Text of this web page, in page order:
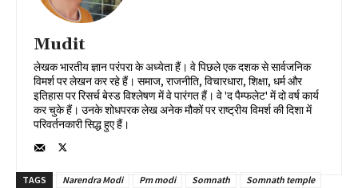
Mudit
लेखक भारतीय ज्ञान परंपरा के अध्येता हैं। वे पिछले एक दशक से सार्वजनिक
विमर्श पर लेखन कर रहे हैं। समाज, राजनीति, विचारधारा, शिक्षा, धर्म और
इतिहास पर रिसर्च बेस्ड विश्लेषण में वे पारंगत हैं। वे 'द पैम्फलेट' में दो वर्ष कार्य
कर चुके हैं। उनके शोधपरक लेख अनेक मौकों पर राष्ट्रीय विमर्श की दिशा में
परिवर्तनकारी सिद्ध हुए हैं।
TAGS Narendra Modi Pm modi Somnath
Somnath temple